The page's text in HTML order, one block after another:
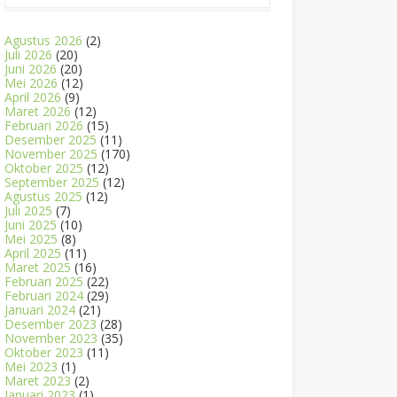
Agustus 2026 (2)
Juli 2026 (20)
Juni 2026 (20)
Mei 2026 (12)
April 2026 (9)
Maret 2026 (12)
Februari 2026 (15)
Desember 2025 (11)
November 2025 (170)
Oktober 2025 (12)
September 2025 (12)
Agustus 2025 (12)
Juli 2025 (7)
Juni 2025 (10)
Mei 2025 (8)
April 2025 (11)
Maret 2025 (16)
Februari 2025 (22)
Februari 2024 (29)
Januari 2024 (21)
Desember 2023 (28)
November 2023 (35)
Oktober 2023 (11)
Mei 2023 (1)
Maret 2023 (2)